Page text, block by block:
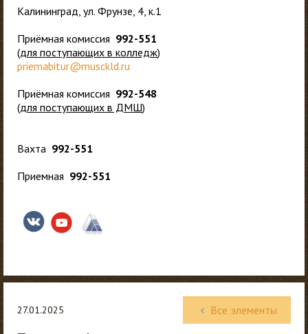
Калининград, ул. Фрунзе, 4, к.1
Приёмная комиссия 992-551
(для поступающих в колледж)
priemabitur@musckld.ru
Приёмная комиссия 992-548
(для поступающих в ДМШ)
Вахта 992-551
Приемная 992-551
27.01.2025
Все элементы